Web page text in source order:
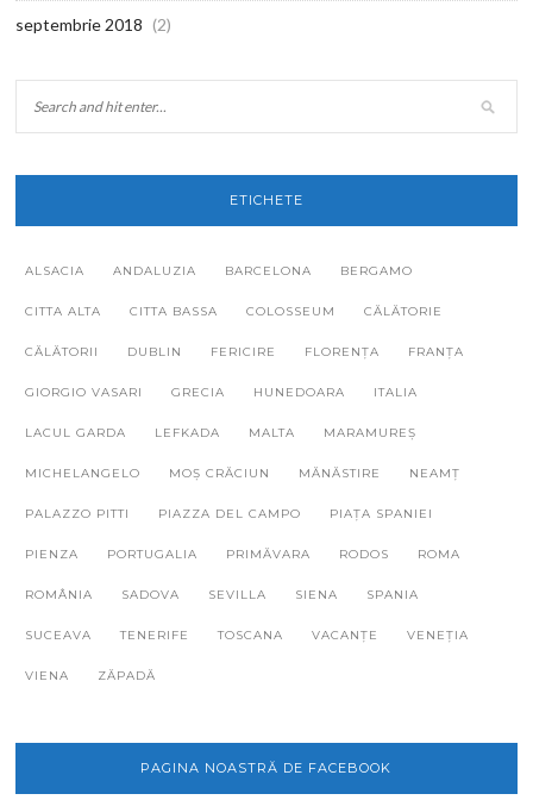
septembrie 2018 (2)
ETICHETE
ALSACIA ANDALUZIA BARCELONA BERGAMO
CITTA ALTA CITTA BASSA COLOSSEUM CĂLĂTORIE
CĂLĂTORII DUBLIN FERICIRE FLORENȚA FRANȚA
GIORGIO VASARI GRECIA HUNEDOARA ITALIA
LACUL GARDA LEFKADA MALTA MARAMUREȘ
MICHELANGELO MOȘ CRĂCIUN MĂNĂSTIRE NEAMȚ
PALAZZO PITTI PIAZZA DEL CAMPO PIAȚA SPANIEI
PIENZA PORTUGALIA PRIMĂVARA RODOS ROMA
ROMÂNIA SADOVA SEVILLA SIENA SPANIA
SUCEAVA TENERIFE TOSCANA VACANȚE VENEȚIA
VIENA ZĂPADĂ
PAGINA NOASTRĂ DE FACEBOOK